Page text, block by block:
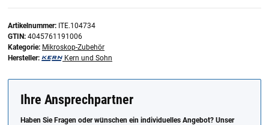
Artikelnummer: ITE.104734
GTIN: 4045761191006
Kategorie: Mikroskop-Zubehör
Hersteller:
Kern und Sohn
Ihre Ansprechpartner
Haben Sie Fragen oder wünschen ein individuelles Angebot? Unser